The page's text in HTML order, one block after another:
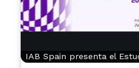
IAB Spain presenta el